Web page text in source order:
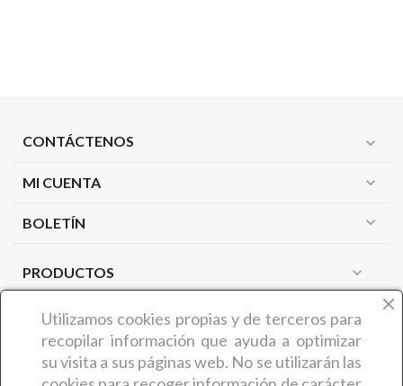
CONTÁCTENOS expand_more
MI CUENTA expand_more
BOLETÍN expand_more
PRODUCTOS expand_more
NUESTRA EMPRESA expand_more
¿QUIÉNES SOMOS?
Utilizamos cookies propias y de terceros para
recopilar información que ayuda a optimizar
su visita a sus páginas web. No se utilizarán las